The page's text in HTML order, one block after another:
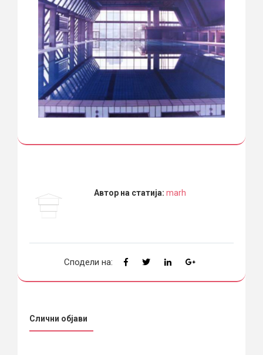
Автор на статија: marh
Сподели на:
Слични објави